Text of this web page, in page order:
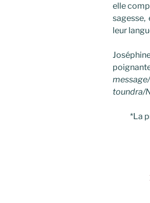
elle
sagesse,
leur
toundra/
*La